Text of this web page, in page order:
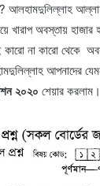
আলহামদুলিল্লাহ
অবস্তায়
না কারো থেকে
আপনাদের
২০২০ শেয়ার করলাম।